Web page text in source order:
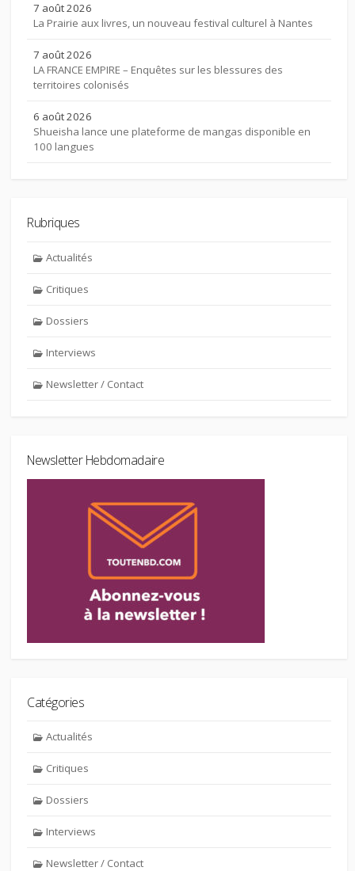
7 août 2026
La Prairie aux livres, un nouveau festival culturel à Nantes
7 août 2026
LA FRANCE EMPIRE – Enquêtes sur les blessures des
territoires colonisés
6 août 2026
Shueisha lance une plateforme de mangas disponible en
100 langues
Rubriques
Actualités
Critiques
Dossiers
Interviews
Newsletter / Contact
Newsletter Hebdomadaire
Catégories
Actualités
Critiques
Dossiers
Interviews
Newsletter / Contact